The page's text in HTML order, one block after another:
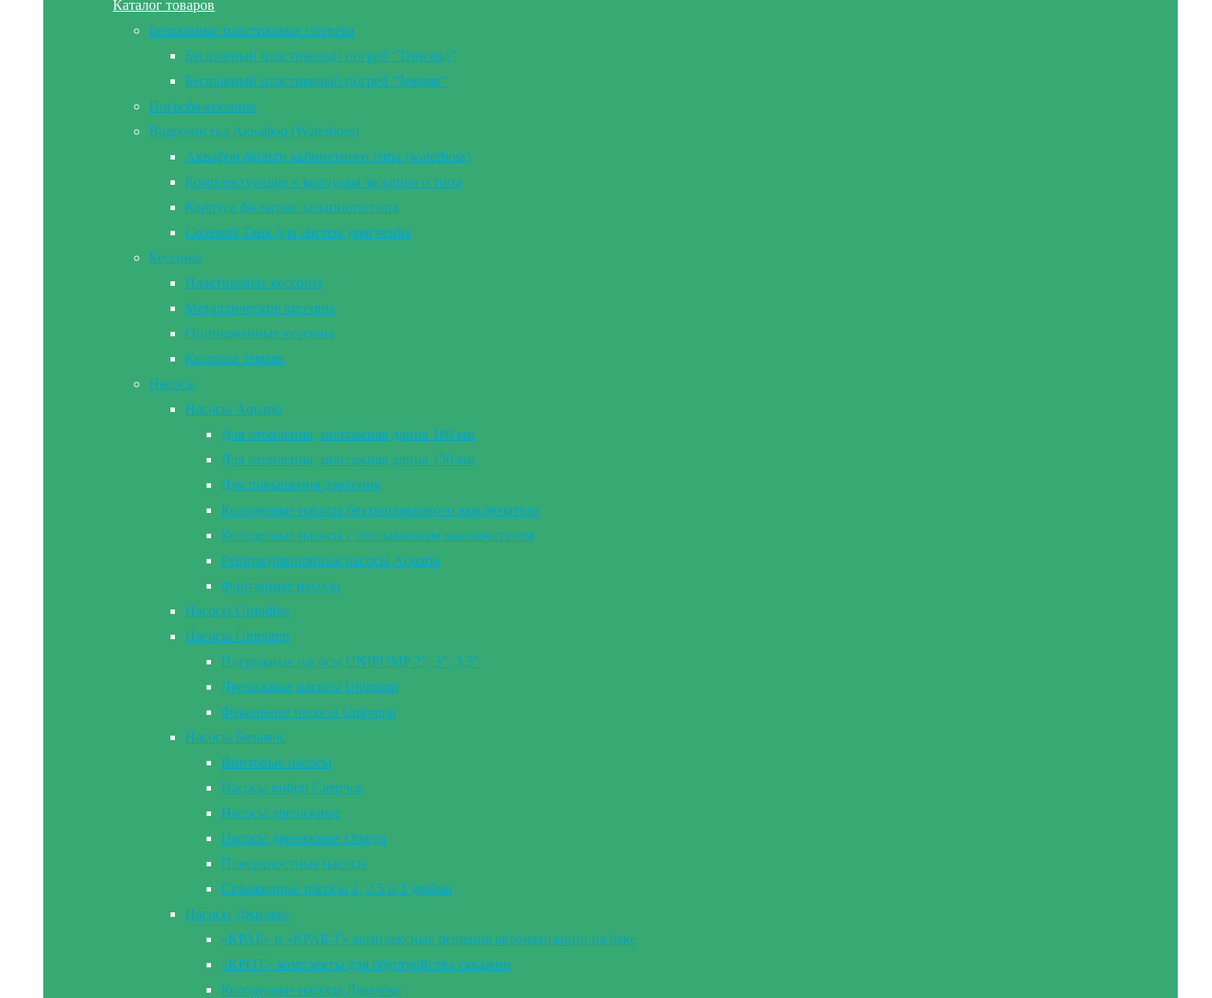
Каталог товаров
Бесшовные пластиковые погреба
Бесшовный пластиковый погреб “Тингард”
Бесшовный пластиковый погреб “Земляк”
Погреба-кессоны
Водоочистка Аквафор (Waterboss)
Аквафор фильтр кабинетного типа (waterboss)
Комплектующие к корпусам засыпного типа
Корпуса фильтров засыпного типа
Солевой Танк для систем умягчения
Кессоны
Пластиковые кессоны
Металлические кессоны
Оцинкованные кессоны
Кессоны Земляк
Насосы
Насосы Aquario
Для отопления, монтажная длина 180 мм
Для отопления, монтажная длина 130 мм
Для повышения давления
Колодезные насосы без поплавкового выключателя
Колодезные насосы с поплавковым выключателем
Рециркуляционные насосы Aquario
Фонтанные насосы
Насосы Grundfos
Насосы Unipump
Погружные насосы UNIPUMP 2″, 3″, 3,5″
Дренажные насосы Unipump
Фекальные насосы Unipump
Насосы Беламос
Винтовые насосы
Насосы вибро Сверчок
Насосы дренажные
Насосы дренажные Omega
Поверхностные насосы
Скваженные насосы 2, 2.5 и 3 дюйма
Насосы Джилекс
«КРАБ» и «КРАБ-Т» комплексные решения автоматизации на баке
«КРОТ» комплекты для обустройства скважин
Колодезные насосы Джилекс